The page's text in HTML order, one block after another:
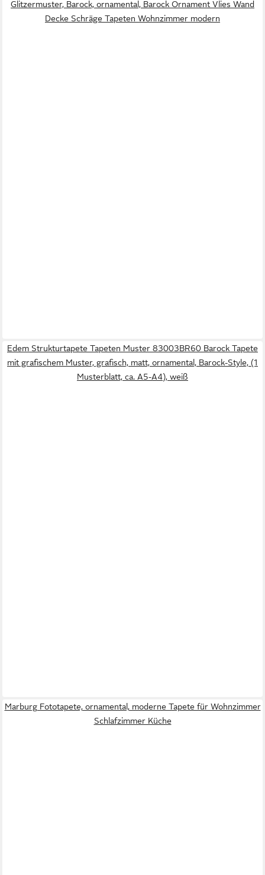
Glitzermuster, Barock, ornamental, Barock Ornament Vlies Wand
Decke Schräge Tapeten Wohnzimmer modern
Edem Strukturtapete Tapeten Muster 83003BR60 Barock Tapete
mit grafischem Muster, grafisch, matt, ornamental, Barock-Style, (1
Musterblatt, ca. A5-A4), weiß
Marburg Fototapete, ornamental, moderne Tapete für Wohnzimmer
Schlafzimmer Küche